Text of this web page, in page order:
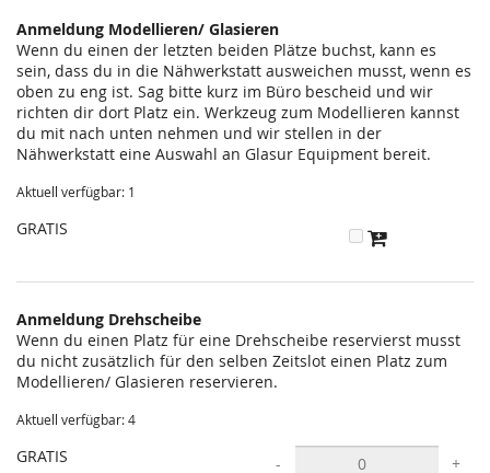
Anmeldung Modellieren/ Glasieren
Wenn du einen der letzten beiden Plätze buchst, kann es
sein, dass du in die Nähwerkstatt ausweichen musst, wenn es
oben zu eng ist. Sag bitte kurz im Büro bescheid und wir
richten dir dort Platz ein. Werkzeug zum Modellieren kannst
du mit nach unten nehmen und wir stellen in der
Nähwerkstatt eine Auswahl an Glasur Equipment bereit.
Aktuell verfügbar: 1
GRATIS
Anmeldung Drehscheibe
Wenn du einen Platz für eine Drehscheibe reservierst musst
du nicht zusätzlich für den selben Zeitslot einen Platz zum
Modellieren/ Glasieren reservieren.
Aktuell verfügbar: 4
GRATIS - +